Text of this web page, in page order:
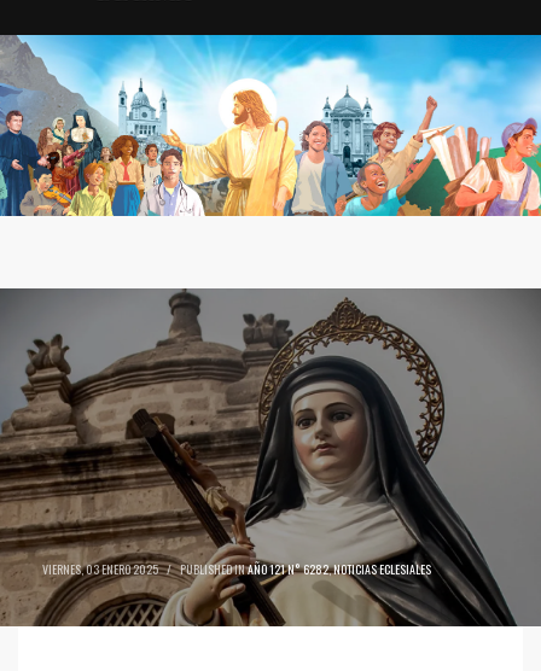
VIERNES, 03 ENERO 2025 / PUBLISHED INAÑO 121 N° 6282,NOTICIAS ECLESIALES